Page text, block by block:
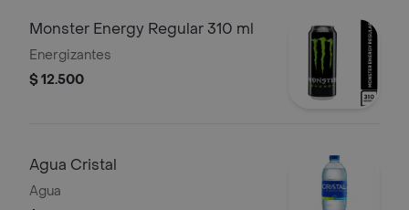
Monster Energy Regular 310 ml
Energizantes
$ 12.500
Agua Cristal
Agua